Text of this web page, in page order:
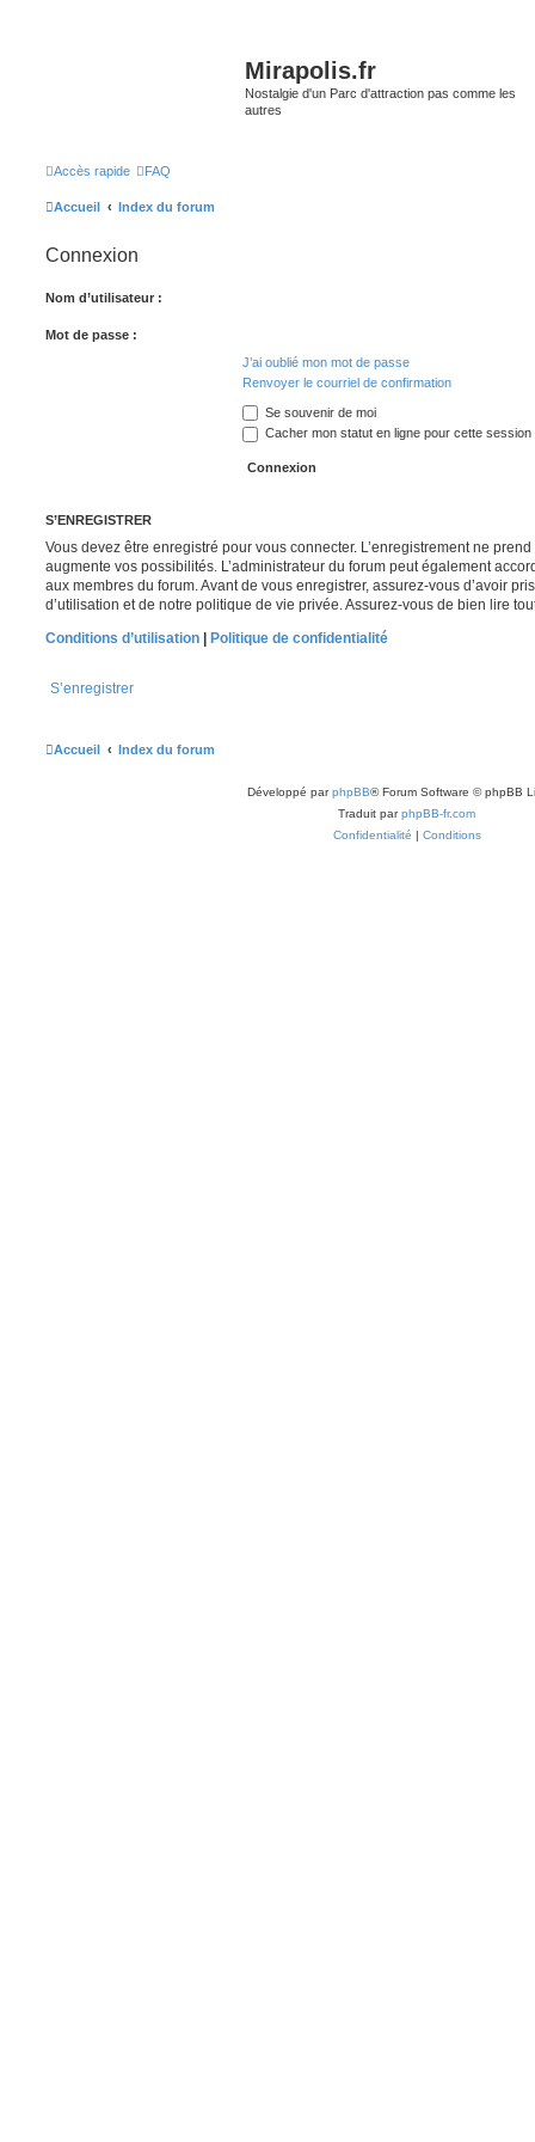
Mirapolis.fr
Nostalgie d'un Parc d'attraction pas comme les
autres
Accès rapide FAQ
Accueil Index du forum
Connexion
Nom d’utilisateur :
Mot de passe :
J’ai oublié mon mot de passe
Renvoyer le courriel de confirmation
Se souvenir de moi
Cacher mon statut en ligne pour cette session
S’ENREGISTRER
Vous devez être enregistré pour vous connecter. L’enregistrement ne
augmente vos possibilités. L’administrateur du forum peut également
aux membres du forum. Avant de vous enregistrer, assurez-vous d’avoir
d’utilisation et de notre politique de vie privée. Assurez-vous de bien lire
Conditions d’utilisation
Politique de confidentialité
S’enregistrer
Accueil Index du forum
Développé parphpBB® Forum Software © phpBB
Traduit parphpBB-fr.com
Confidentialité | Conditions